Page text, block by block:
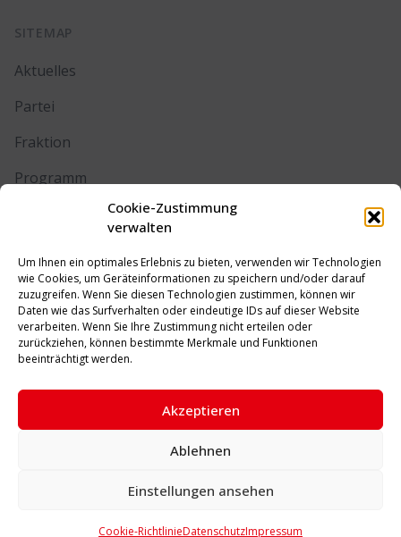
Cookie-Zustimmung
verwalten
Um Ihnen ein optimales Erlebnis zu bieten, verwenden wir Technologien
wie Cookies, um Geräteinformationen zu speichern und/oder darauf
zuzugreifen. Wenn Sie diesen Technologien zustimmen, können wir
Daten wie das Surfverhalten oder eindeutige IDs auf dieser Website
verarbeiten. Wenn Sie Ihre Zustimmung nicht erteilen oder
zurückziehen, können bestimmte Merkmale und Funktionen
beeinträchtigt werden.
Akzeptieren
Ablehnen
Einstellungen ansehen
Cookie-RichtlinieDatenschutzImpressum
SITEMAP
Aktuelles
Partei
Fraktion
Programm
RECHTLICHES
Impressum
Datenschutz
Cookie-Richtlinie (EU)